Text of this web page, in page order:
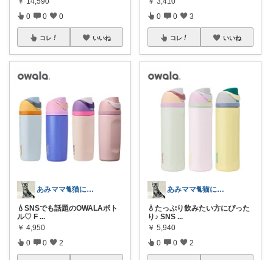
0 0 0
コレ いいね
あみママ🐈猫に起こされた日は朝コレ派
💧SNSでも話題のOWALAボト
ル♡ F ...
￥ 4,950
0 0 2
0 0 3
コレ いいね
あみママ🐈猫に起こされた日は朝コレ派
💧たっぷり飲みたい方にぴった
り♪ SNS ...
￥ 5,940
0 0 2